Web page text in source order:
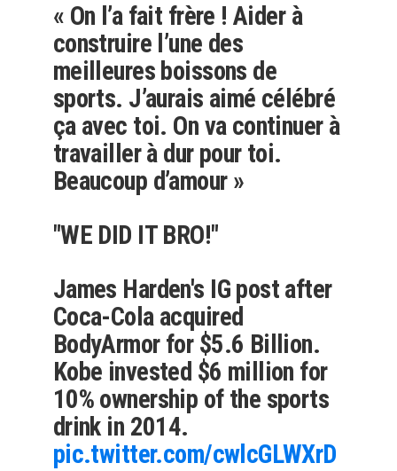
« On l’a fait frère ! Aider à
construire l’une des
meilleures boissons de
sports. J’aurais aimé célébré
ça avec toi. On va continuer à
travailler à dur pour toi.
Beaucoup d’amour »
"WE DID IT BRO!"
James Harden's IG post after
Coca-Cola acquired
BodyArmor for $5.6 Billion.
Kobe invested $6 million for
10% ownership of the sports
drink in 2014.
pic.twitter.com/cwlcGLWXrD